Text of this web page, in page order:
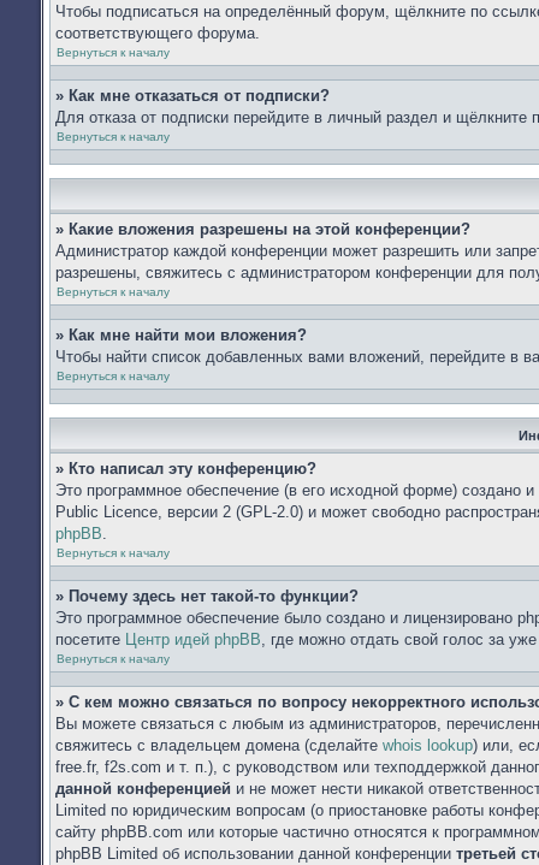
Чтобы подписаться на определённый форум, щёлкните по
соответствующего форума.
Вернуться к началу
» Как мне отказаться от подписки?
Для отказа от подписки перейдите в личный раздел и щёлкните
Вернуться к началу
» Какие вложения разрешены на этой конференции?
Администратор каждой конференции может разрешить или
разрешены, свяжитесь с администратором конференции для
Вернуться к началу
» Как мне найти мои вложения?
Чтобы найти список добавленных вами вложений, перейдите в
Вернуться к началу
» Кто написал эту конференцию?
Это программное обеспечение (в его исходной форме) создано
Public Licence, версии 2 (GPL-2.0) и может свободно
phpBB.
Вернуться к началу
» Почему здесь нет такой-то функции?
Это программное обеспечение было создано и лицензировано
посетите Центр идей phpBB, где можно отдать свой голос за
Вернуться к началу
» С кем можно связаться по вопросу некорректного
Вы можете связаться с любым из администраторов,
свяжитесь с владельцем домена (сделайте whois lookup) или,
free.fr, f2s.com и т. п.), с руководством или техподдержкой
данной конференцией и не может нести никакой
Limited по юридическим вопросам (о приостановке работы
сайту phpBB.com или которые частично относятся к
phpBB Limited об использовании данной конференции третьей